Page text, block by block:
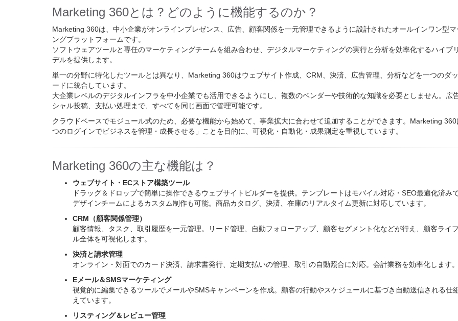
Marketing 360とは？どのように機能するのか？
Marketing 360は、中小企業がオンラインプレゼンス、広告、顧客関係を一元管理できるように設計されたオールインワン型
ングプラットフォームです。
ソフトウェアツールと専任のマーケティングチームを組み合わせ、デジタルマーケティングの実行と分析を効率化するハイブ
デルを提供します。
単一の分野に特化したツールとは異なり、Marketing 360はウェブサイト作成、CRM、決済、広告管理、分析などを一つのダ
ードに統合しています。
大企業レベルのデジタルインフラを中小企業でも活用できるようにし、複数のベンダーや技術的な知識を必要としません。広
シャル投稿、支払い処理まで、すべてを同じ画面で管理可能です。
クラウドベースでモジュール式のため、必要な機能から始めて、事業拡大に合わせて追加することができます。Marketing
つのログインでビジネスを管理・成長させる」ことを目的に、可視化・自動化・成果測定を重視しています。
Marketing 360の主な機能は？
ウェブサイト・ECストア構築ツール
ドラッグ＆ドロップで簡単に操作できるウェブサイトビルダーを提供。テンプレートはモバイル対応・SEO最適化済み
デザインチームによるカスタム制作も可能。商品カタログ、決済、在庫のリアルタイム更新に対応しています。
CRM（顧客関係管理）
顧客情報、タスク、取引履歴を一元管理。リード管理、自動フォローアップ、顧客セグメント化などが行え、顧客ライ
ル全体を可視化します。
決済と請求管理
オンライン・対面でのカード決済、請求書発行、定期支払いの管理、取引の自動照合に対応。会計業務を効率化します
Eメール＆SMSマーケティング
視覚的に編集できるツールでメールやSMSキャンペーンを作成。顧客の行動やスケジュールに基づき自動送信される仕
えています。
リスティング＆レビュー管理